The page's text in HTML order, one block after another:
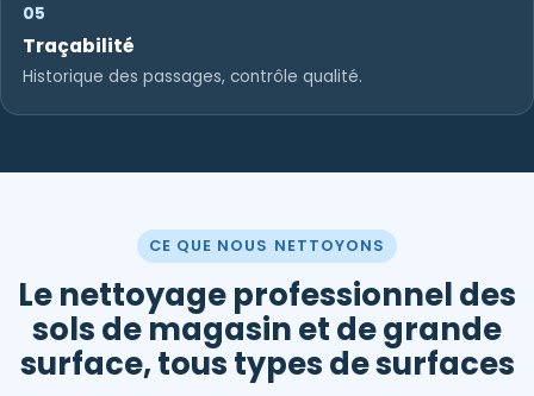
05
Traçabilité
Historique des passages, contrôle qualité.
CE QUE NOUS NETTOYONS
Le nettoyage professionnel des
sols de magasin et de grande
surface, tous types de surfaces